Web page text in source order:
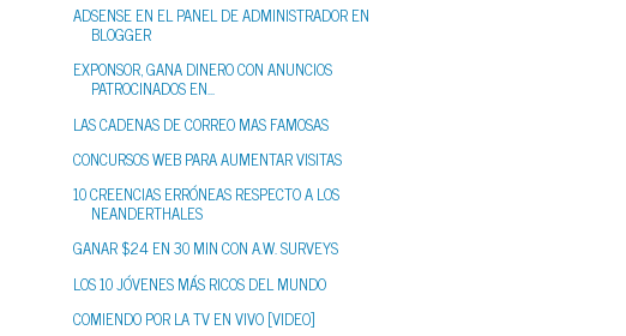
ADSENSE EN EL PANEL DE ADMINISTRADOR EN
BLOGGER
EXPONSOR, GANA DINERO CON ANUNCIOS
PATROCINADOS EN...
LAS CADENAS DE CORREO MAS FAMOSAS
CONCURSOS WEB PARA AUMENTAR VISITAS
10 CREENCIAS ERRÓNEAS RESPECTO A LOS
NEANDERTHALES
GANAR $24 EN 30 MIN CON A.W. SURVEYS
LOS 10 JÓVENES MÁS RICOS DEL MUNDO
COMIENDO POR LA TV EN VIVO [VIDEO]